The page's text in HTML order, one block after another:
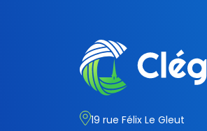
19 rue Félix Le Gleut